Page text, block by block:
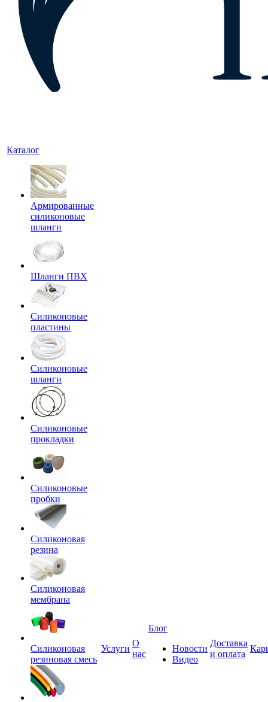
Каталог
Армированные
силиконовые
шланги
Шланги ПВХ
Силиконовые
пластины
Силиконовые
шланги
Силиконовые
прокладки
Силиконовые
пробки
Силиконовая
резина
Силиконовая
мембрана
Силиконовая
резиновая смесь
Услуги
О
нас
Блог
Новости
Видео
Доставка
и оплата